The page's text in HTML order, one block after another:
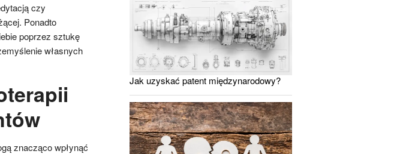
czy
Ponadto
poprzez sztukę
własnych
znacząco wpłynąć
Jak uzyskać patent międzynarodowy?